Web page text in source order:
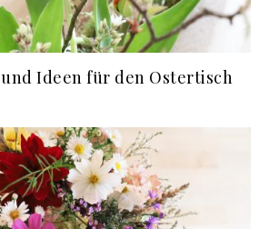
Ideen für den Ostertisch